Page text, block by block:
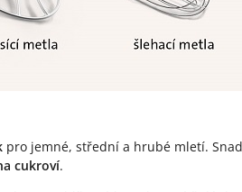
pro jemné, střední a hrubé mletí.
cukroví.